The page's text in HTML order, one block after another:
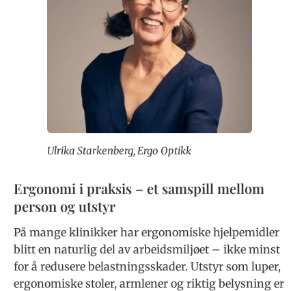
Ulrika Starkenberg, Ergo Optikk
Ergonomi i praksis – et samspill mellom
person og utstyr
På mange klinikker har ergonomiske hjelpemidler
blitt en naturlig del av arbeidsmiljøet – ikke minst
for å redusere belastningsskader. Utstyr som luper,
ergonomiske stoler, armlener og riktig belysning er